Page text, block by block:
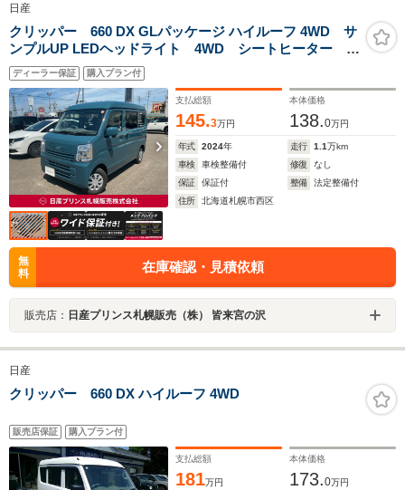
日産
クリッパー 660 DX GLパッケージ ハイルーフ 4WD サ
ンプルUP LEDヘッドライト 4WD シートヒーター ラ
ジオチューナー 両側スライドドア エマージェンシー
ブレーキ キーレス ベンチシート 障害物センサー
ディーラー保証 購入プラン付
支払総額
145.3万円
本体価格
138.0万円
年式 2024年 走行 1.1万km
車検
車検整備付 修復
なし
保証
保証付 整備
法定整備付
住所
北海道札幌市西区
無
料
在庫確認・見積依頼
販売店： 日産プリンス札幌販売（株） 皆来宮の沢
日産
クリッパー 660 DX ハイルーフ 4WD
販売店保証 購入プラン付
支払総額
181万円
本体価格
173.0万円